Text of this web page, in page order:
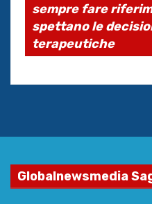
sempre fare
spettano le
terapeutiche
Globalnewsmedia